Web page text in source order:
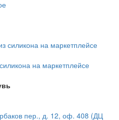
на маркетплейсе